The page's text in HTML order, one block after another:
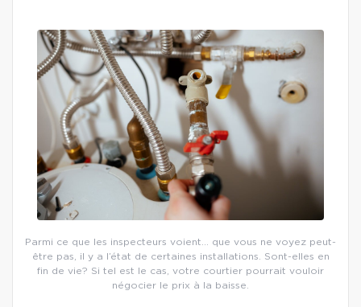
Parmi ce que les inspecteurs voient… que vous ne voyez peut-
être pas, il y a l’état de certaines installations. Sont-elles en
fin de vie? Si tel est le cas, votre courtier pourrait vouloir
négocier le prix à la baisse.